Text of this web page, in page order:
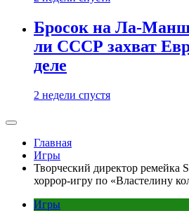
Бросок на Ла-
ли СССР захват
деле
2 недели спустя
Главная
Игры
Творческий директор ремейка
хоррор-игру по «Властелину
Игры